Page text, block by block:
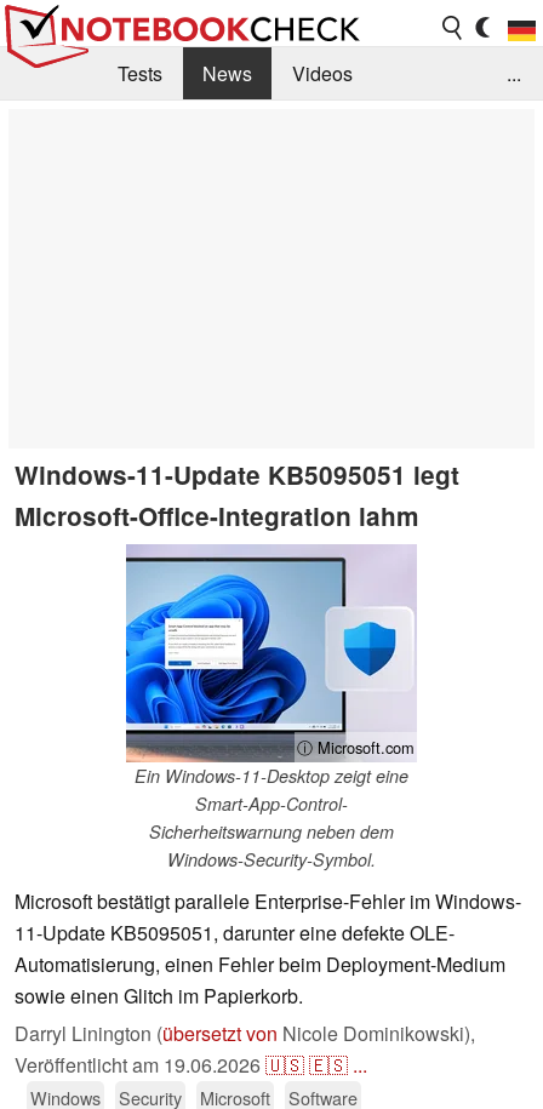
Tests News
Videos
...
Windows-11-Update KB5095051 legt
Microsoft-Office-Integration lahm
ⓘ Microsoft.com
Ein Windows-11-Desktop zeigt eine
Smart-App-Control-
Sicherheitswarnung neben dem
Windows-Security-Symbol.
Microsoft bestätigt parallele Enterprise-Fehler im Windows-
11-Update KB5095051, darunter eine defekte OLE-
Automatisierung, einen Fehler beim Deployment-Medium
sowie einen Glitch im Papierkorb.
Darryl Linington (übersetzt von Nicole Dominikowski),
Veröffentlicht am 19.06.2026🇺🇸🇪🇸 ...
Windows Security Microsoft Software